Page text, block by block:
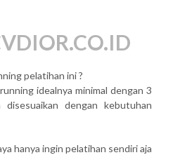
pelatihan ini ?
idealnya minimal dengan 3
dengan kebutuhan
hanya ingin pelatihan sendiri aja